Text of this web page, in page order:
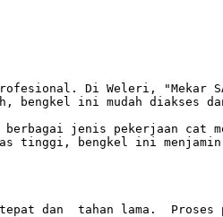
Di Weleri, "Mekar
bengkel ini mudah diakses
jenis pekerjaan cat
tinggi, bengkel ini menjamin
dan  tahan lama.